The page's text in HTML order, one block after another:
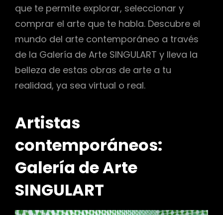
que te permite explorar, seleccionar y
comprar el arte que te habla. Descubre el
mundo del arte contemporáneo a través
de la Galería de Arte SINGULART y lleva la
belleza de estas obras de arte a tu
realidad, ya sea virtual o real.
Artistas
contemporáneos:
Galería de Arte
SINGULART